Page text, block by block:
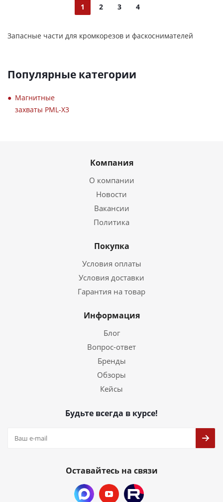
1 2 3 4
Запасные части для кромкорезов и фаскоснимателей
Популярные категории
Магнитные
захваты PML-X3
Компания
О компании
Новости
Вакансии
Политика
Покупка
Условия оплаты
Условия доставки
Гарантия на товар
Информация
Блог
Вопрос-ответ
Бренды
Обзоры
Кейсы
Будьте всегда в курсе!
Оставайтесь на связи